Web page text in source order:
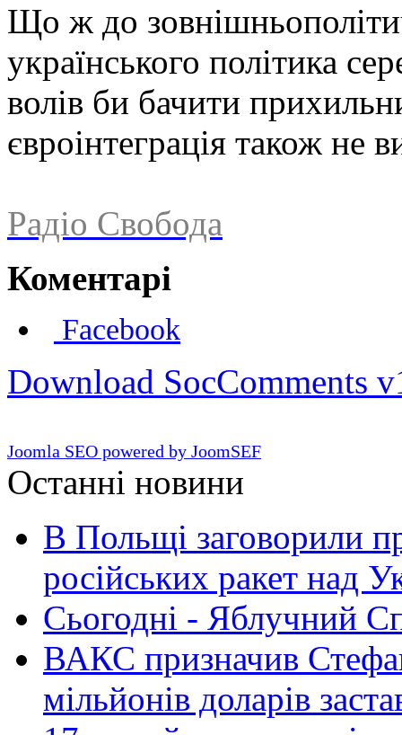
Що ж до
українського політика
волів би бачити
євроінтеграція також не
Радіо Свобода
Коментарі
Facebook
Download SocComments
Joomla SEO powered by JoomSEF
Останні новини
В Польщі заговорили
російських ракет над
Сьогодні - Яблучний
ВАКС призначив
мільйонів доларів